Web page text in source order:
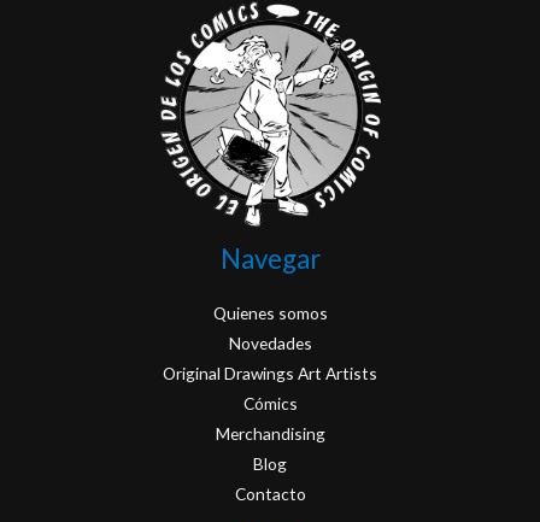
Navegar
Quienes somos
Novedades
Original Drawings Art Artists
Cómics
Merchandising
Blog
Contacto